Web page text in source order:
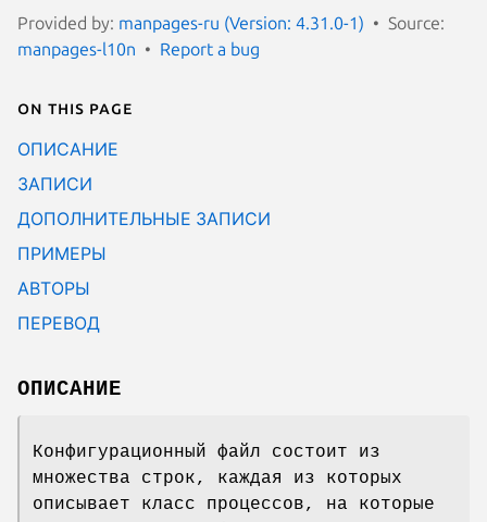
Provided by: manpages-ru (Version: 4.31.0-1)
Source:
manpages-l10n
Report a bug
On this page
ОПИСАНИЕ
ЗАПИСИ
ДОПОЛНИТЕЛЬНЫЕ ЗАПИСИ
ПРИМЕРЫ
АВТОРЫ
ПЕРЕВОД
ОПИСАНИЕ
Конфигурационный файл состоит из
множества строк, каждая из которых
описывает класс процессов, на которые